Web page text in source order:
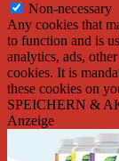
Non-necessary
Any cookies that
to function and is
analytics, ads,
cookies. It is
these cookies on
SPEICHERN &
Anzeige